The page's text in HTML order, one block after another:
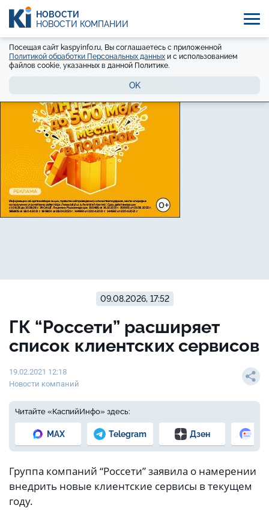
НОВОСТИ
НОВОСТИ КОМПАНИЙ
Посещая сайт kaspyinfo.ru, Вы соглашаетесь с приложенной
Политикой обработки Персональных данных и с использованием
файлов cookie, указанных в данной Политике.
OK
09.08.2026, 17:52
ГК “Россети” расширяет
список клиентских сервисов
19.02.2021 12:18
Новости компаний
Читайте «КаспийИнфо» здесь:
MAX Telegram Дзен
Группа компаний “Россети” заявила о намерении
внедрить новые клиентские сервисы в текущем
году.